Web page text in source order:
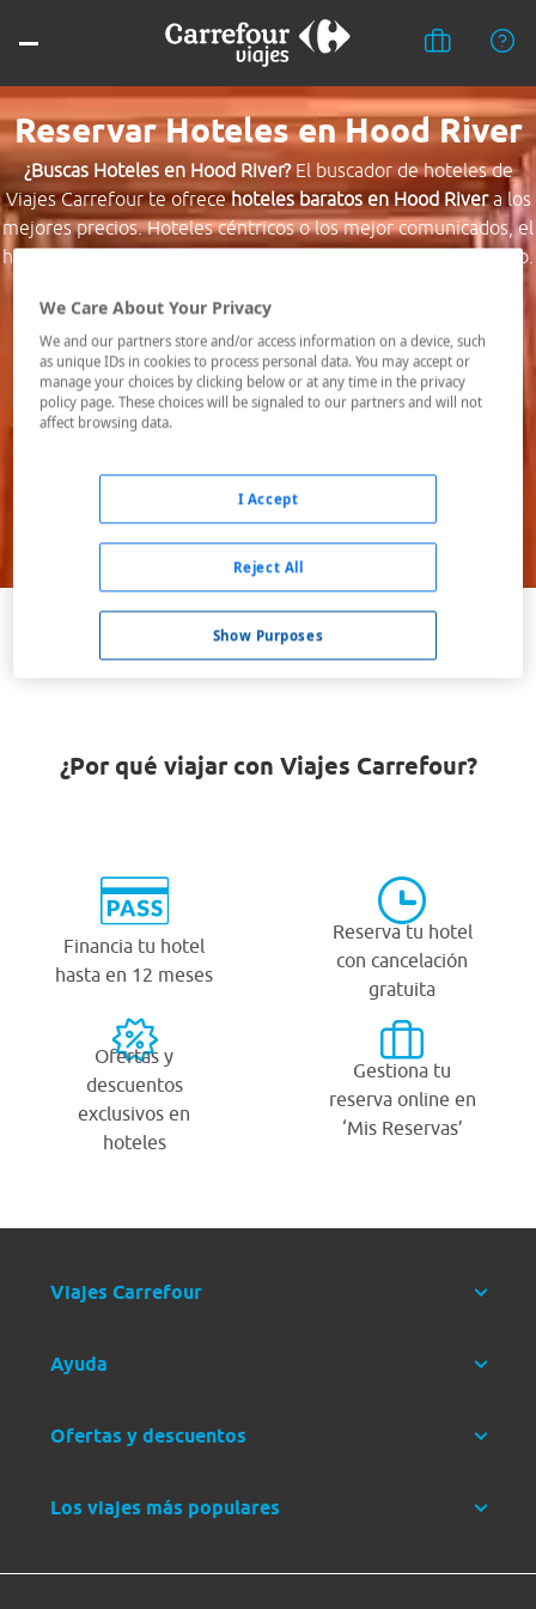
Reservar Hoteles en Hood River
¿Buscas Hoteles en Hood River?El buscador de hoteles de
Viajes Carrefour te ofrecehoteles baratos en Hood Rivera los
mejores precios. Hoteles céntricos o los mejor comunicados, el
hotel que busques nosotros te lo encontramos al mejor precio.
Destino *
Fechas *
07/08/2026 - 08/08/2026
Buscar
VER TODOS LOS HOTELES BARATOS EN HOOD RIVER
¿Por qué viajar con Viajes Carrefour?
Financia tu hotel
hasta en 12 meses
Reserva tu hotel
con cancelación
gratuita
Ofertas y
descuentos
exclusivos en
hoteles
Gestiona tu
reserva online en
‘Mis Reservas’
Viajes Carrefour
Ayuda
Ofertas y descuentos
Los viajes más populares
We Care About Your Privacy
We and our partners store and/or access information on a device, such
as unique IDs in cookies to process personal data. You may accept or
manage your choices by clicking below or at any time in the privacy
policy page. These choices will be signaled to our partners and will not
affect browsing data.
Show Purposes
Reject All
I Accept